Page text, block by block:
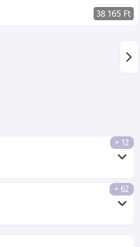
38 165 Ft
+ 12
+ 62